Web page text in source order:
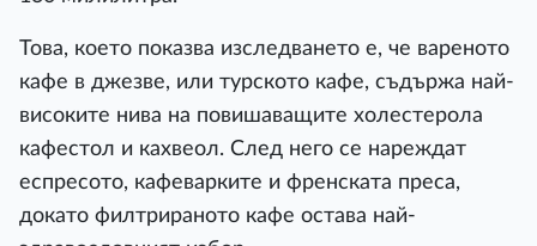
Това, което показва изследването е, че вареното
кафе в джезве, или турското кафе, съдържа най-
високите нива на повишаващите холестерола
кафестол и кахвеол. След него се нареждат
еспресото, кафеварките и френската преса,
докато филтрираното кафе остава най-